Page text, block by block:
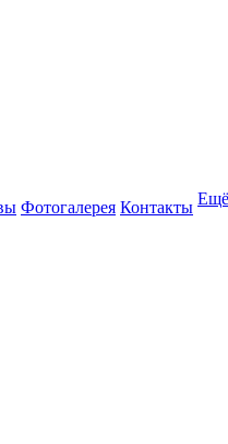
Фотогалерея Контакты Ещё